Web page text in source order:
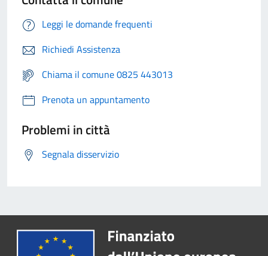
Leggi le domande frequenti
Richiedi Assistenza
Chiama il comune 0825 443013
Prenota un appuntamento
Problemi in città
Segnala disservizio